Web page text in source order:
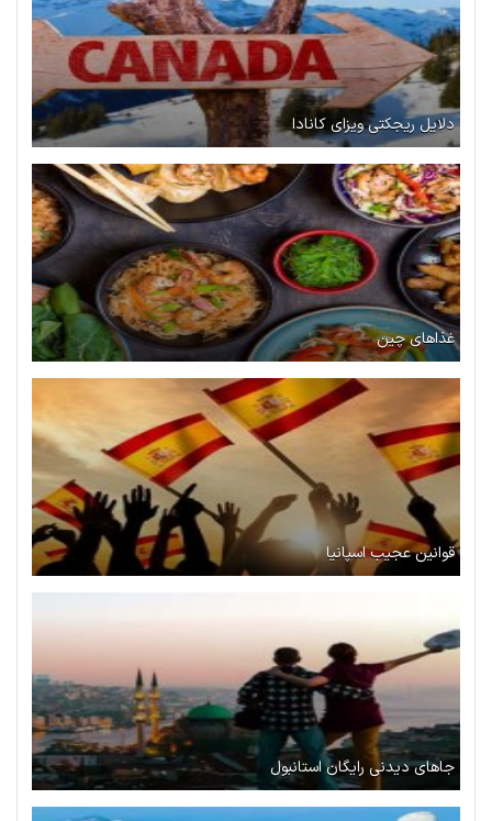
دلایل ریجکتی ویزای کانادا
غذاهای چین
قوانین عجیب اسپانیا
جاهای دیدنی رایگان استانبول